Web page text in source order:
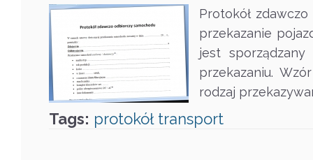
Protokół
przekazanie
jest
przekazaniu.
rodzaj
Tags: protokół transport